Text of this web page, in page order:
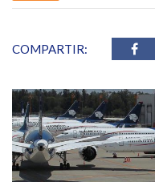
COMPARTIR: